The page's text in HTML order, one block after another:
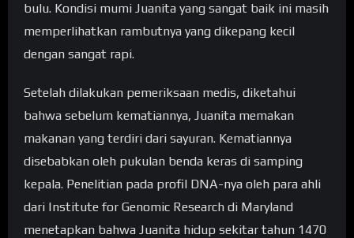
bulu. Kondisi mumi Juanita yang sangat baik ini masih
memperlihatkan rambutnya yang dikepang kecil
dengan sangat rapi.
Setelah dilakukan pemeriksaan medis, diketahui
bahwa sebelum kematiannya, Juanita memakan
makanan yang terdiri dari sayuran. Kematiannya
disebabkan oleh pukulan benda keras di samping
kepala. Penelitian pada profil DNA-nya oleh para ahli
dari Institute for Genomic Research di Maryland
menetapkan bahwa Juanita hidup sekitar tahun 1470